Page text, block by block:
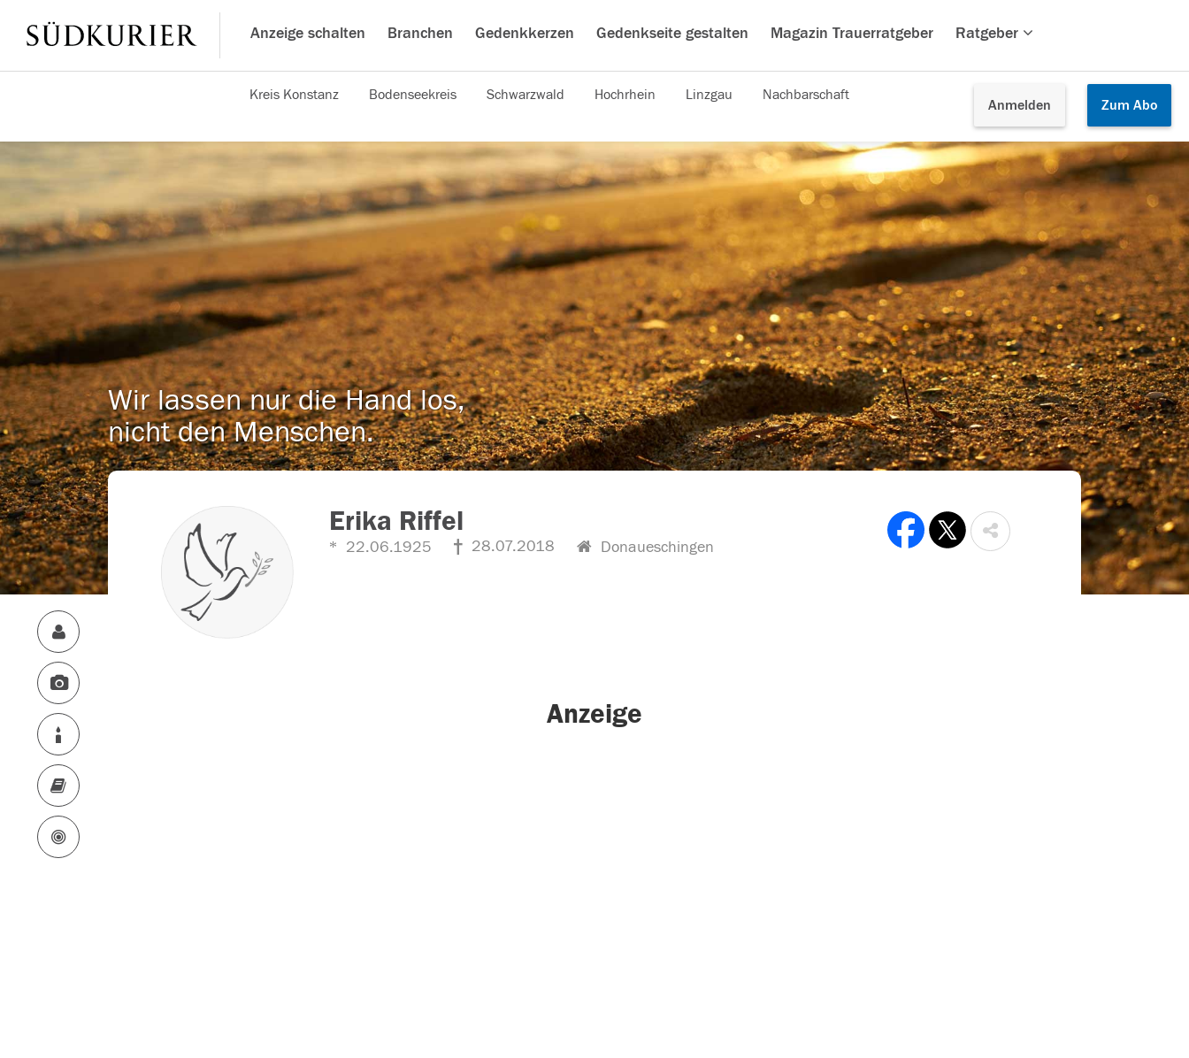
Anzeige schalten Branchen Gedenkkerzen Gedenkseite gestalten Magazin Trauerratgeber Ratgeber
Anmelden Zum Abo
Kreis Konstanz Bodenseekreis Schwarzwald Hochrhein Linzgau Nachbarschaft
Wir lassen nur die Hand los,
nicht den Menschen.
Erika Riffel
22.06.1925 28.07.2018 Donaueschingen
Anzeige